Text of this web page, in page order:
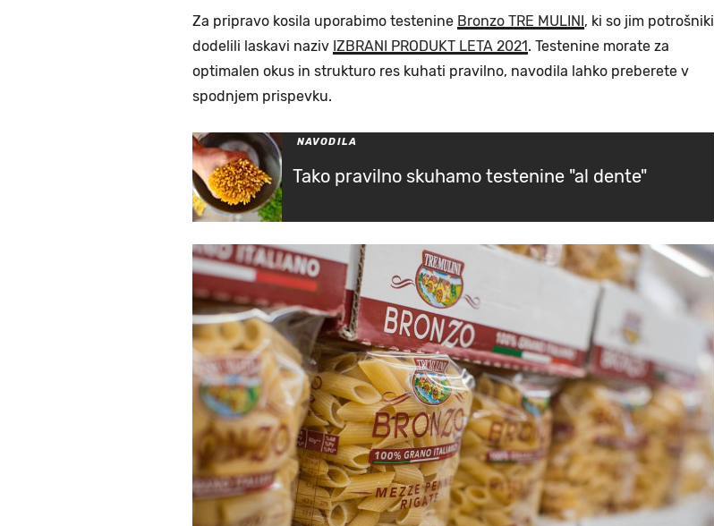
Za pripravo kosila uporabimo testenine Bronzo TRE MULINI , ki so jim potrošniki
dodelili laskavi naziv IZBRANI PRODUKT LETA 2021 . Testenine morate za
optimalen okus in strukturo res kuhati pravilno, navodila lahko preberete v
spodnjem prispevku.
NAVODILA
Tako pravilno skuhamo testenine "al dente"